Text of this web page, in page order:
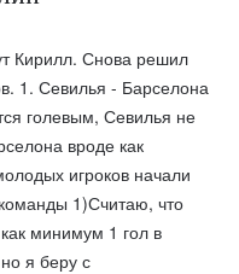
Кирилл. Снова решил
1. Севилья - Барселона
голевым, Севилья не
вроде как
игроков начали
1)Считаю, что
минимум 1 гол в
я беру с